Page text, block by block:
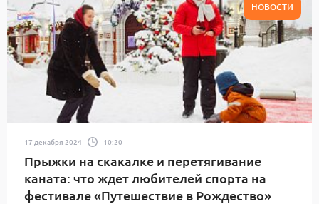
НОВОСТИ
17 декабря 2024 10:20
Прыжки на скакалке и перетягивание
каната: что ждет любителей спорта на
фестивале «Путешествие в Рождество»